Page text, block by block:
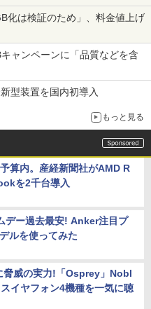
化は検証のため」、料金値上げ
ャンペーンに「品質などを含
型装置を国内初導入
もっと見る
算内。産経新聞社がAMD R
を2千台導入
デー過去最安! Anker注目プ
ルを使ってみた
脅威の実力!「Osprey」Nobl
イヤフォン4機種を一気に聴